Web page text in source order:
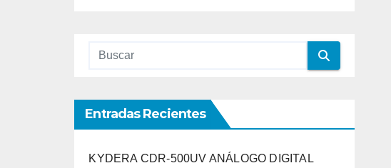
Entradas Recientes
KYDERA CDR-500UV ANÁLOGO DIGITAL